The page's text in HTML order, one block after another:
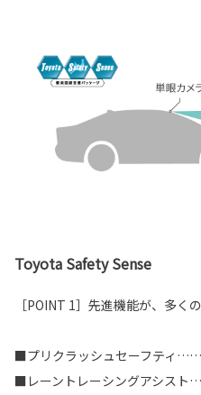
Toyota Safety Sense
［POINT 1］先進機能が、多く
■プリクラッシュセーフティ
■レーントレーシングアシス